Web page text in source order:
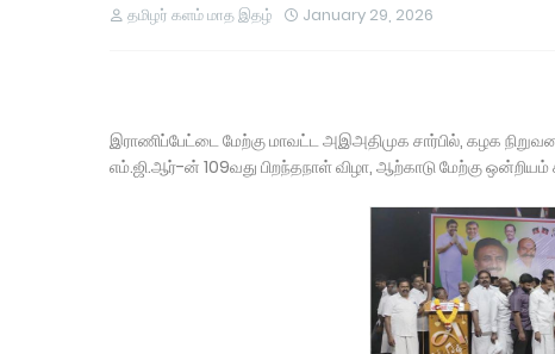
தமிழர் களம் மாத இதழ் January 29, 2026
இராணிப்பேட்டை மேற்கு மாவட்ட அஇஅதிமுக சார்பில், கழக
எம்.ஜி.ஆர்-ன் 109வது பிறந்தநாள் விழா, ஆற்காடு மேற்கு ஒன்றியம்